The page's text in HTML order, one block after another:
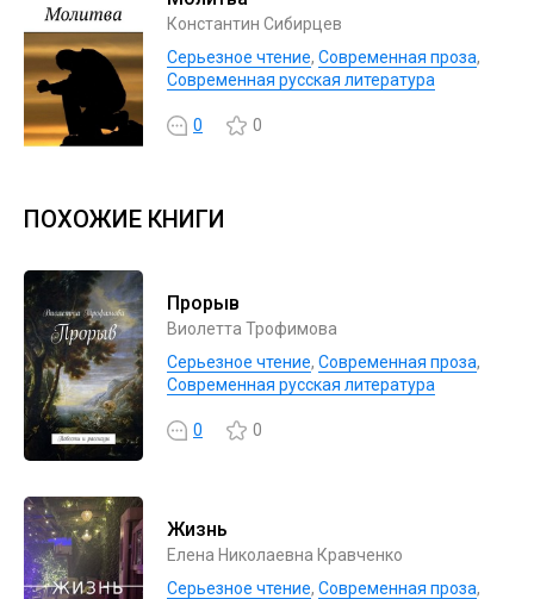
Константин Сибирцев
Серьезное чтение, Современная проза,
Современная русская литература
0 0
ПОХОЖИЕ КНИГИ
Прорыв
Виолетта Трофимова
Серьезное чтение, Современная проза,
Современная русская литература
0 0
Жизнь
Елена Николаевна Кравченко
Серьезное чтение, Современная проза,